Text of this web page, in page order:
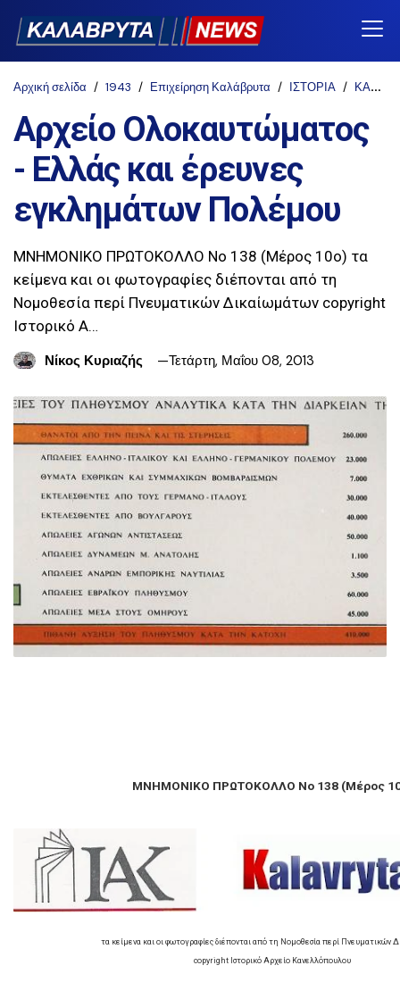
Αρχική σελίδα 1943 Επιχείρηση Καλάβρυτα ΙΣΤΟΡΙΑ ΚΑΛΑΒΡΥΤΑ 1943
Αρχείο Ολοκαυτώματος
- Ελλάς και έρευνες
εγκλημάτων Πολέμου
ΜΝΗΜΟΝΙΚΟ ΠΡΩΤΟΚΟΛΛΟ Νο 138 (Μέρος 10ο) τα
κείμενα και οι φωτογραφίες διέπονται από τη
Νομοθεσία περί Πνευματικών Δικαίωμάτων copyright
Ιστορικό Α…
Νίκος Κυριαζής
Τετάρτη, Μαΐου 08, 2013
ΜΝΗΜΟΝΙΚΟ ΠΡΩΤΟΚΟΛΛΟ Νο 138 (Μέρος
τα κείμενα και οι φωτογραφίες διέπονται από τη Νομοθεσία περί Πνευματικών
copyright Ιστορικό Αρχείο Κανελλόπουλου